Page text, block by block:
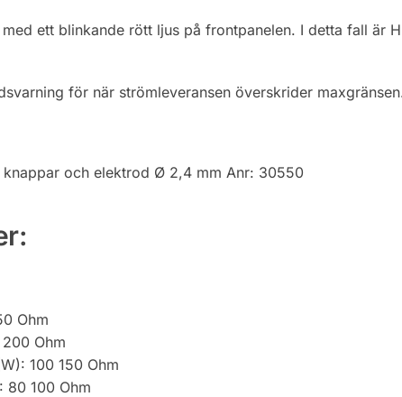
ett blinkande rött ljus på frontpanelen. I detta fall är
för när strömleveransen överskrider
och elektrod Ø 2,4 mm Anr: 30550
Ohm
Ohm
100 150 Ohm
80 100 Ohm